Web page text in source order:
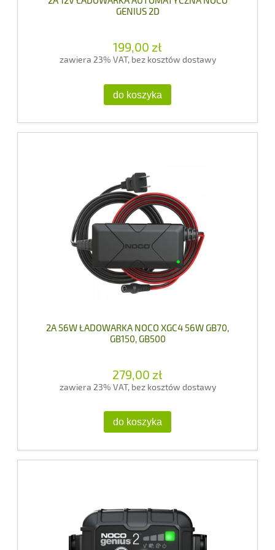
GENIUS 2D
199,00 zł
zawiera 23% VAT, bez kosztów dostawy
do koszyka
2A 56W ŁADOWARKA NOCO XGC4 56W GB70,
GB150, GB500
279,00 zł
zawiera 23% VAT, bez kosztów dostawy
do koszyka